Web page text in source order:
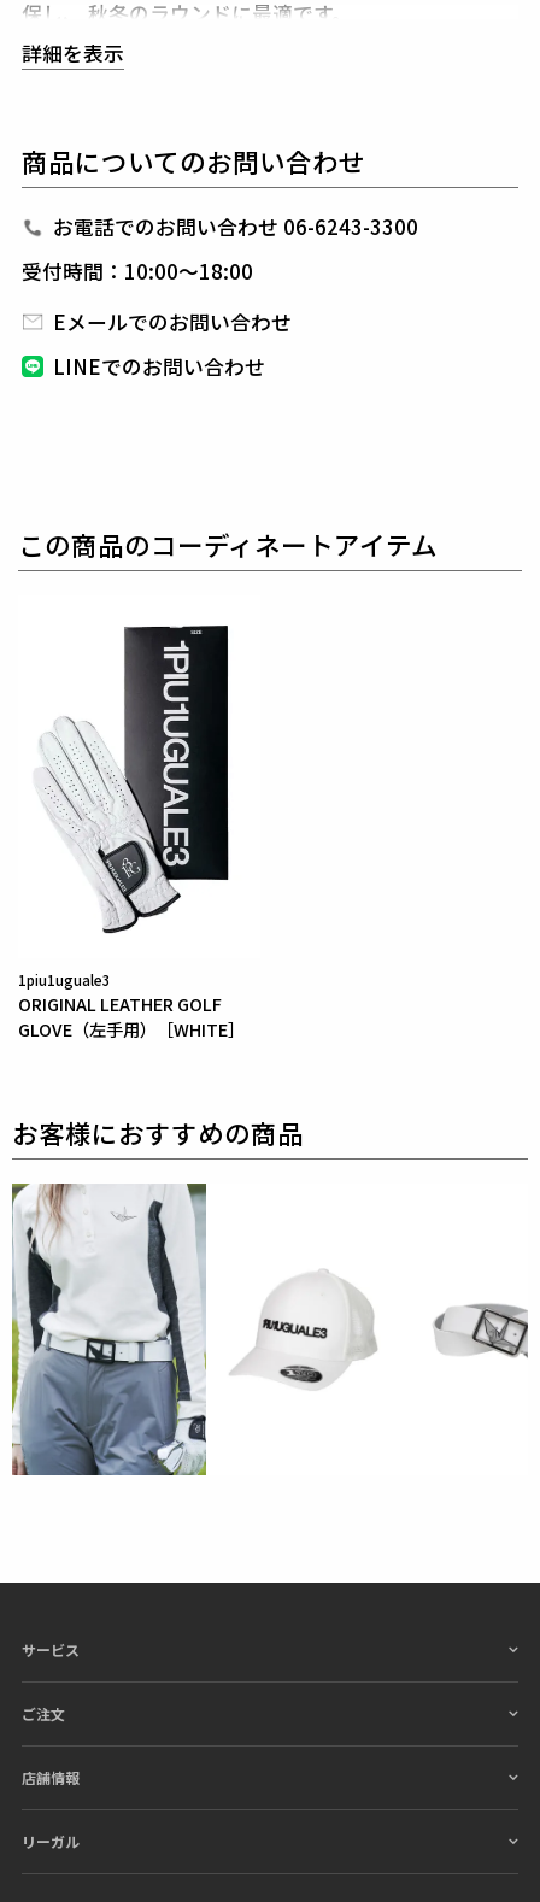
保し、 秋冬のラウンドに最適です。
キルティングとジャージー生地の切り替えは、
ン性はもちろん機能性を向上させています。
ゴルフスタイルを演出いたします。
1PIU1UGUALE3 GOLF（ウノピゥウノウグァーレト
日本から世界に向けて発信するブランドとして世界中
の上質な素材を贅沢に使用し、
グジュアリーブランドが提案する、高いデザイン性と
ィッティングを兼ね備え着る者全てに高揚感と優越感
【ワッペンロゴに関するご注意】
本製品に使用しているワッペンロゴ(鶴+113G)は熱圧
着加工にて取り付けを行っておりますが、
を採用している為、素材特有の滑らかさや洗濯環境の
影響により
まれにワッペンが剥がれやすくなる場合が
ございます。
※万が一剥がれが生じた場合は、弊社にて修理対応を
承りますのでお気軽にご連絡ください。
別布 : ナイロン83% ポリウレタン17%
裏地 : ポリエステル100%
詳細を表示
商品についてのお問い合わせ
お電話でのお問い合わせ 06-6243-3300
受付時間：10:00～18:00
Eメールでのお問い合わせ
LINEでのお問い合わせ
この商品のコーディネートアイテム
1piu1uguale3
ORIGINAL LEATHER GOLF
GLOVE（左手用）［WHITE］
サービス
ご注文
店舗情報
リーガル